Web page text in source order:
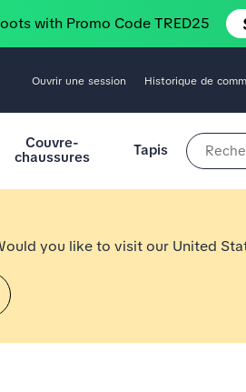
with Promo Code TRED25
Ouvrir une session Historique de
Couvre-
chaussures
Tapis Rechercher par marque, caractéristique, style, couleur, etc.
you like to visit our United